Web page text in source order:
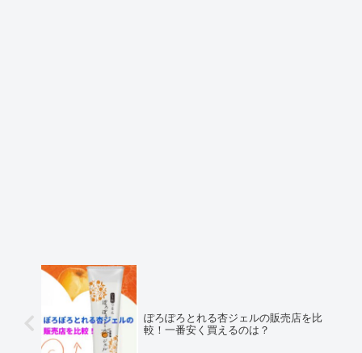
ぽろぽろとれる杏ジェルの販売店を比
較！一番安く買えるのは？